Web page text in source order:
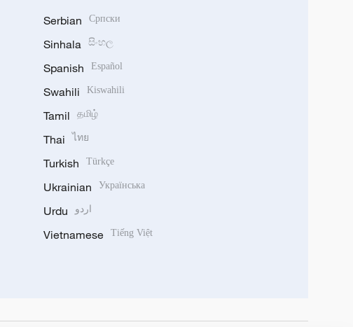
Serbian Српски
Sinhala සිංහල
Spanish Español
Swahili Kiswahili
Tamil தமிழ்
Thai ไทย
Turkish Türkçe
Ukrainian Українська
Urdu اردو
Vietnamese Tiếng Việt